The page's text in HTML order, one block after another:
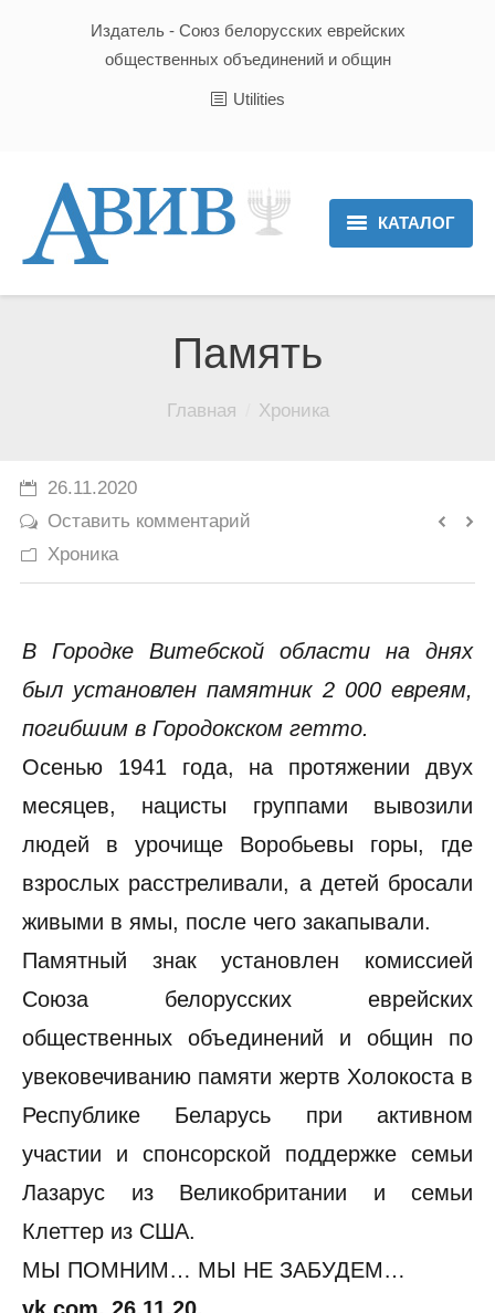
Издатель - Союз белорусских еврейских
общественных объединений и общин
Utilities
КАТАЛОГ
История
Юмор
Память
Главная Хроника
26.11.2020
Оставить комментарий
Хроника
В Городке Витебской области на днях
был установлен памятник 2 000 евреям,
погибшим в Городокском гетто.
Осенью 1941 года, на протяжении двух
месяцев, нацисты группами вывозили
людей в урочище Воробьевы горы, где
взрослых расстреливали, а детей бросали
живыми в ямы, после чего закапывали.
Памятный знак установлен комиссией
Союза белорусских еврейских
общественных объединений и общин по
увековечиванию памяти жертв Холокоста в
Республике Беларусь при активном
участии и спонсорской поддержке семьи
Лазарус из Великобритании и семьи
Клеттер из США.
МЫ ПОМНИМ… МЫ НЕ ЗАБУДЕМ…